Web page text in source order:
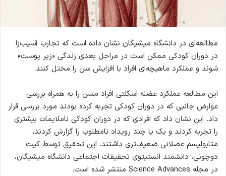
مطالعه‌ای در دانشگاه میشیگان نشان داده است که تجارب آسیب‌زا
در دوران کودکی ممکن است در مراحل بعدی زندگی «زیر پوست»
شوند و عملکرد ماهیچه‌ای افراد با افزایش سن را مختل کنند.
این مطالعه عملکرد عضله اسکلتی افراد مسن را به همراه بررسی
عوارض جانبی که در دوران کودکی تجربه کرده بودند مورد بررسی قرار
داد. این نشان داد که افرادی که در دوران کودکی ناملایمات بیشتری
را تجربه کردند و یک یا چند رویداد نامطلوب را گزارش کردند،
متابولیسم عضلانی ضعیف‌تری داشتند. این تحقیق توسط کیت
دوچونی، دانشمند انستیتوی تحقیقات اجتماعی دانشگاه میشیگان،
در مجله Science Advances منتشر شده است.